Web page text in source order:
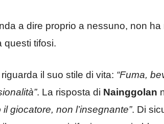
a dire proprio a nessuno, non ha
questi tifosi.
il suo stile di vita: “Fuma,
. La risposta di Nainggolan
giocatore, non l’insegnante”. Di